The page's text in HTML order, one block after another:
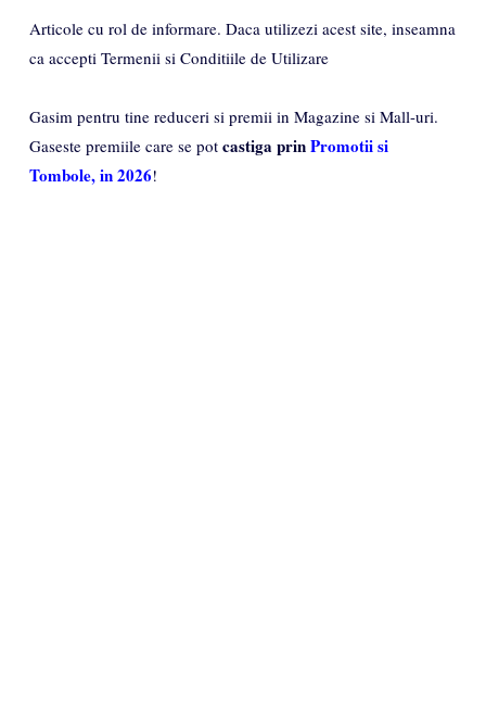
Articole cu rol de informare. Daca utilizezi acest site, inseamna
ca accepti Termenii si Conditiile de Utilizare
Gasim pentru tine reduceri si premii in Magazine si Mall-uri.
Gaseste premiile care se pot castiga prinPromotii si
Tombole, in 2026!